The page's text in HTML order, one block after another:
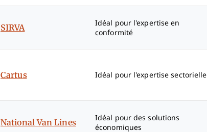
SIRVA
Idéal pour l'expertise en
conformité
Cartus Idéal pour l'expertise sectorielle
National Van Lines
Idéal pour des solutions
économiques